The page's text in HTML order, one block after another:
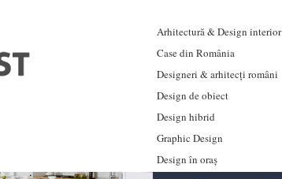
Arhitectură & Design interior
Case din România
Designeri & arhitecți români
Design de obiect
Design hibrid
Graphic Design
Design în oraș